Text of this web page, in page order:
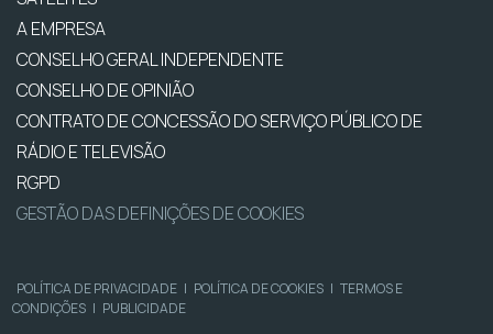
A EMPRESA
CONSELHO GERAL INDEPENDENTE
CONSELHO DE OPINIÃO
CONTRATO DE CONCESSÃO DO SERVIÇO PÚBLICO DE
RÁDIO E TELEVISÃO
RGPD
GESTÃO DAS DEFINIÇÕES DE COOKIES
POLÍTICA DE PRIVACIDADE | POLÍTICA DE COOKIES | TERMOS E
CONDIÇÕES | PUBLICIDADE